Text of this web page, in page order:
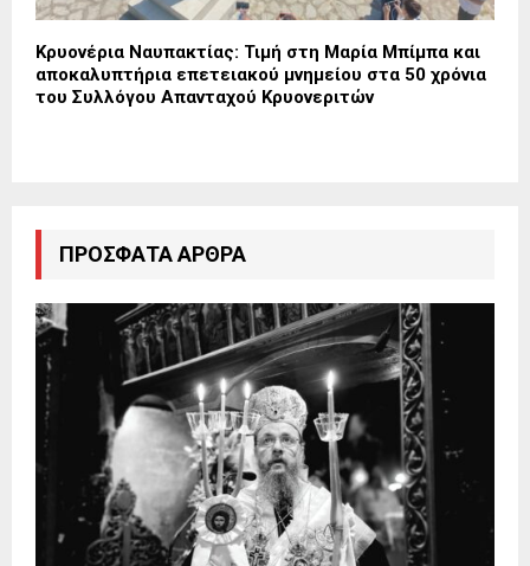
Κρυονέρια Ναυπακτίας: Τιμή στη Μαρία Μπίμπα και
αποκαλυπτήρια επετειακού μνημείου στα 50 χρόνια
του Συλλόγου Απανταχού Κρυονεριτών
ΠΡΌΣΦΑΤΑ ΆΡΘΡΑ